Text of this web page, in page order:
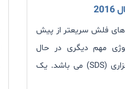
های فلش سریعتر از پیش
مهم دیگری در حال
دگرگونی به فضای ذخیره سازی نرم افزاری (SDS) می باشد. یک